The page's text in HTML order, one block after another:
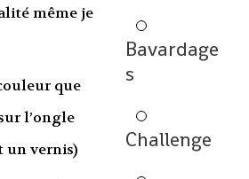
même je
que
l’ongle
un vernis)
Bavardage
s
Challenge